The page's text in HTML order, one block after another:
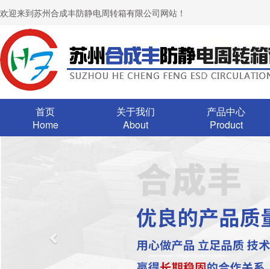
欢迎来到苏州合成丰防静电周转箱有限公司网站！
首页
Home
关于我们
About
产品中心
Product